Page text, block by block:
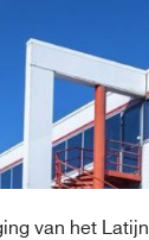
van het